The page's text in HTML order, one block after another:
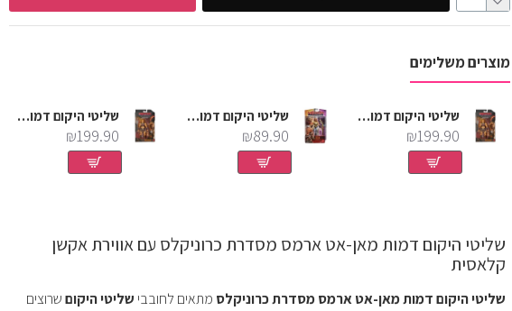
מוצרים משלימים
שליטי היקום דמות הי מאן סדרת כרוניקלס
₪199.90
שליטי היקום דמות טילה בגודל 5.5 אינץ
₪89.90
שליטי היקום דמות הי מאן סדרת כרוניקלס
₪199.90
שליטי היקום דמות מאן-אט ארמס מסדרת כרוניקלס עם אווירת אקשן
קלאסית
שליטי היקום דמות מאן-אט ארמס מסדרת כרוניקלס מתאים לחובבי שליטי היקוםשרוצים